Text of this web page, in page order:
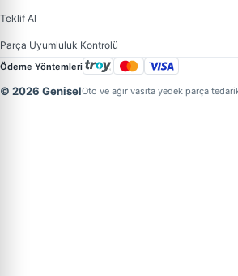
Teklif Al
Parça Uyumluluk Kontrolü
Ödeme Yöntemleri
© 2026 GeniselOto ve ağır vasıta yedek parça